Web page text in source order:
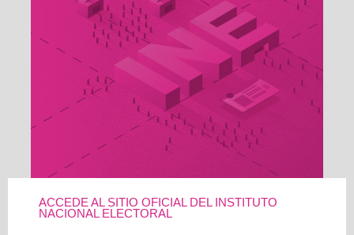
ACCEDE AL SITIO OFICIAL DEL INSTITUTO
NACIONAL ELECTORAL